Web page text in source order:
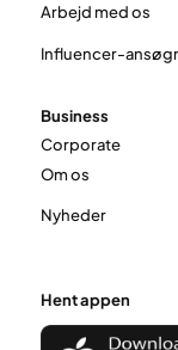
Arbejd med os
Influencer-
Business
Corporate
Om os
Nyheder
Hent appen